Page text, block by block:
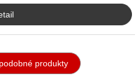
produkty